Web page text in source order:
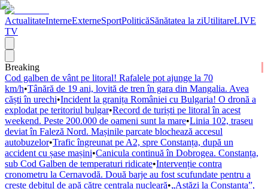
ActualitateInterneExterneSportPoliticăSănătatea la ziUtilitareLIVE
TV
Breaking
Cod galben de vânt pe litoral! Rafalele pot ajunge la 70
km/h•Tânără de 19 ani, lovită de tren în gara din Mangalia. Avea
căști în urechi•Incident la granița României cu Bulgaria! O dronă a
explodat pe teritoriul bulgar•Record de turiști pe litoral în acest
weekend. Peste 200.000 de oameni sunt la mare•Linia 102, traseu
deviat în Faleză Nord. Mașinile parcate blochează accesul
autobuzelor•Trafic îngreunat pe A2, spre Constanța, după un
accident cu șase mașini•Canicula continuă în Dobrogea. Constanța,
sub Cod Galben de temperaturi ridicate•Intervenție contra
cronometru la Cernavodă. Două barje au fost scufundate pentru a
crește debitul de apă către centrala nucleară•„Astăzi la Constanța”,